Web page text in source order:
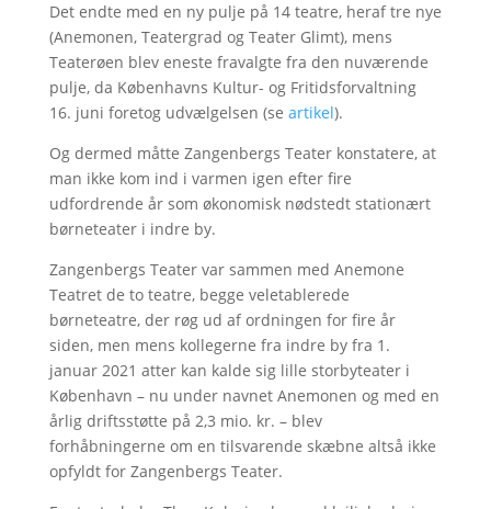
Det endte med en ny pulje på 14 teatre, heraf tre nye
(Anemonen, Teatergrad og Teater Glimt), mens
Teaterøen blev eneste fravalgte fra den nuværende
pulje, da Københavns Kultur- og Fritidsforvaltning
16. juni foretog udvælgelsen (se artikel).
Og dermed måtte Zangenbergs Teater konstatere, at
man ikke kom ind i varmen igen efter fire
udfordrende år som økonomisk nødstedt stationært
børneteater i indre by.
Zangenbergs Teater var sammen med Anemone
Teatret de to teatre, begge veletablerede
børneteatre, der røg ud af ordningen for fire år
siden, men mens kollegerne fra indre by fra 1.
januar 2021 atter kan kalde sig lille storbyteater i
København – nu under navnet Anemonen og med en
årlig driftsstøtte på 2,3 mio. kr. – blev
forhåbningerne om en tilsvarende skæbne altså ikke
opfyldt for Zangenbergs Teater.